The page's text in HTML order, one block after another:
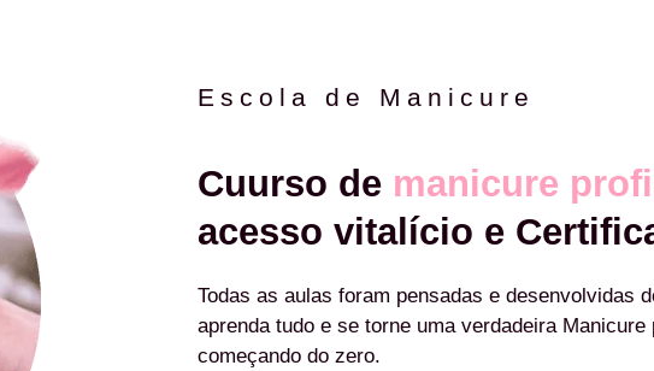
Escola de Manicure
Cuurso de manicure
acesso vitalício e
Todas as aulas foram pensadas e desenvolvidas
aprenda tudo e se torne uma verdadeira
começando do zero.